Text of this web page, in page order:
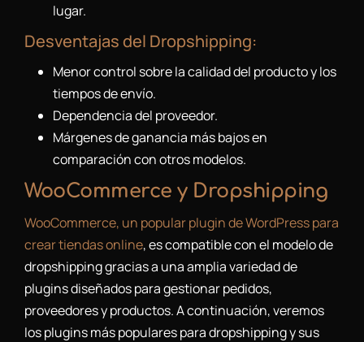
lugar.
Desventajas del Dropshipping:
Menor control sobre la calidad del producto y los
tiempos de envío.
Dependencia del proveedor.
Márgenes de ganancia más bajos en
comparación con otros modelos.
WooCommerce y Dropshipping
WooCommerce, un popular plugin de WordPress para
crear tiendas online, es compatible con el modelo de
dropshipping gracias a una amplia variedad de
plugins diseñados para gestionar pedidos,
proveedores y productos. A continuación, veremos
los plugins más populares para dropshipping y sus